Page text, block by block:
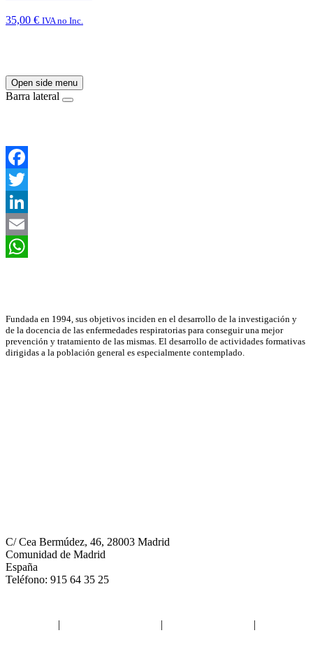
35,00 € IVA no Inc.
Open side menu
Barra lateral
Facebook
Twitter
LinkedIn
Email
Fundada en 1994, sus objetivos inciden en el desarrollo de la investigación y
de la docencia de las enfermedades respiratorias para conseguir una mejor
prevención y tratamiento de las mismas. El desarrollo de actividades formativas
dirigidas a la población general es especialmente contemplado.
C/ Cea Bermúdez, 46, 28003 Madrid
Comunidad de Madrid
España
Teléfono: 915 64 35 25
| | |